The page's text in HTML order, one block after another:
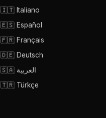
🇮🇹 Italiano
🇪🇸 Español
🇫🇷 Français
🇩🇪 Deutsch
🇸🇦 العربية
🇹🇷 Türkçe